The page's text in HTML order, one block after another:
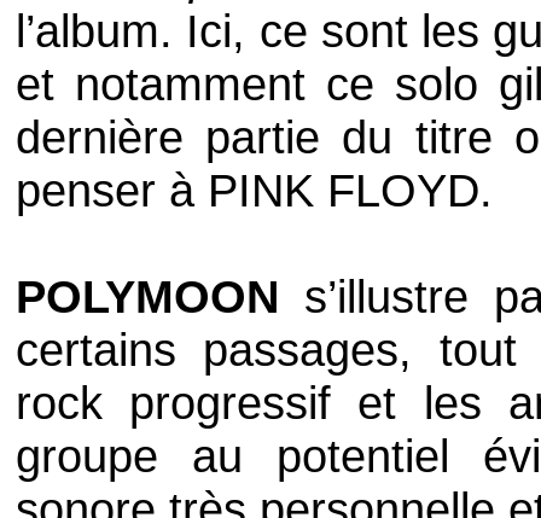
l’album. Ici, ce sont les
et notamment ce solo
dernière partie du titre
penser à PINK FLOYD.
POLYMOON s’illustre
certains passages,
rock progressif et les
groupe au potentiel